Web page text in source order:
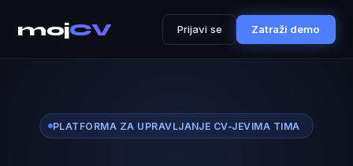
mojCV Prijavi se Zatraži demo
PLATFORMA ZA UPRAVLJANJE CV-JEVIMA TIMA